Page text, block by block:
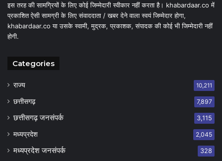
इस तरह की सामग्रियों के लिए कोई जिम्मेदारी स्वीकार नहीं करता है। khabardaar.co में
प्रकाशित ऐसी सामग्री के लिए संवाददाता / खबर देने वाला स्वयं जिम्मेदार होगा,
khabardaar.co या उसके स्वामी, मुद्रक, प्रकाशक, संपादक की कोई भी जिम्मेदारी नहीं
होगी.
Categories
राज्य 10,211
छत्तीसगढ़ 7,897
छत्तीसगढ़ जनसंपर्क 3,115
मध्यप्रदेश 2,045
मध्यप्रदेश जनसंपर्क 328